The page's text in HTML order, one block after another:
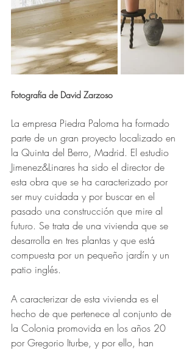
Fotografía de David Zarzoso
La empresa Piedra Paloma ha formado
parte de un gran proyecto localizado en
la Quinta del Berro, Madrid. El estudio
Jimenez&Linares ha sido el director de
esta obra que se ha caracterizado por
ser muy cuidada y por buscar en el
pasado una construcción que mire al
futuro. Se trata de una vivienda que se
desarrolla en tres plantas y que está
compuesta por un pequeño jardín y un
patio inglés.
A caracterizar de esta vivienda es el
hecho de que pertenece al conjunto de
la Colonia promovida en los años 20
por Gregorio Iturbe, y por ello, han